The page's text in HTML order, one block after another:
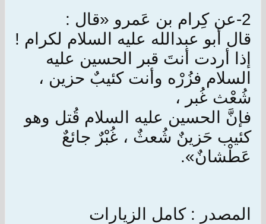
2-عن كِرام بن عَمرو «قال :
قال أبو عبدالله عليه السلام لكرام !
إذا أردت أنتَ قبر الحسين عليه
السلام فزُرْه وأنت كئيبٌ حزين ،
شُعْث غُبر ،
فإنَّ الحسين عليه السلام قُتل وهو
كئيب حَزينٌ شُعثٌ ، غُبْرٌ جائعٌ
عَطْشانٌ».
المصدر : كامل الزيارات